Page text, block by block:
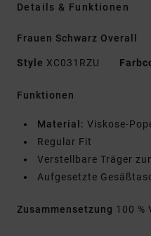
Details & Funktionen
Frauen Schwarz Overall
Style XC031RZU
Funktionen
Material: Viskose-
Regular Fit
Verstellbare Träger
Aufgesetzte
Zusammensetzung 100 %